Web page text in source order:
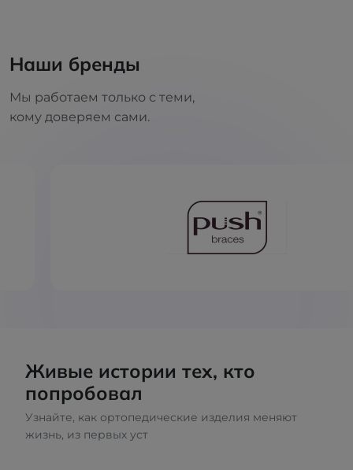
Наши бренды
Мы работаем только с теми,
кому доверяем сами.
Живые истории тех, кто
попробовал
Узнайте, как ортопедические изделия меняют
жизнь, из первых уст